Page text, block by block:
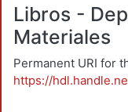
Libros -
Materiales
Permanent URI for
https://